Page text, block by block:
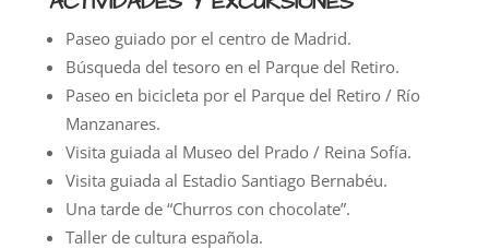
Paseo guiado por el centro de Madrid.
Búsqueda del tesoro en el Parque del Retiro.
Paseo en bicicleta por el Parque del Retiro / Río
Manzanares.
Visita guiada al Museo del Prado / Reina Sofía.
Visita guiada al Estadio Santiago Bernabéu.
Una tarde de “Churros con chocolate”.
Taller de cultura española.